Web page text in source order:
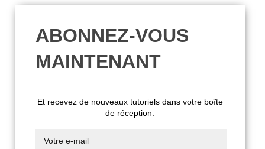
ABONNEZ-VOUS
MAINTENANT
Et recevez de nouveaux tutoriels dans votre boîte
de réception.